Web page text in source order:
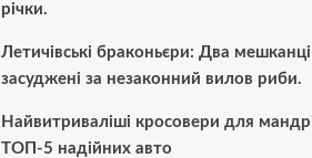
річки.
Летичівські браконьєри: Два
засуджені за незаконний вилов риби.
Найвитриваліші кросовери для
ТОП-5 надійних авто